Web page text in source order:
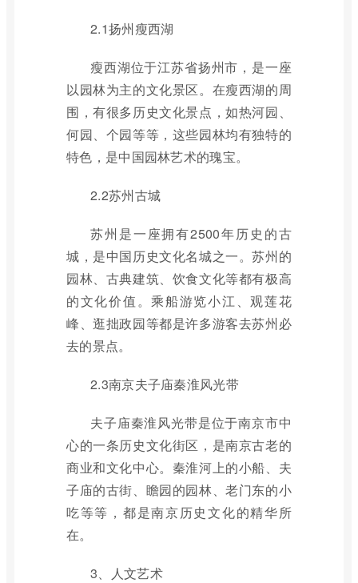
2.1扬州瘦西湖
瘦西湖位于江苏省扬州市，是一座
以园林为主的文化景区。在瘦西湖的周
围，有很多历史文化景点，如热河园、
何园、个园等等，这些园林均有独特的
特色，是中国园林艺术的瑰宝。
2.2苏州古城
苏州是一座拥有2500年历史的古
城，是中国历史文化名城之一。苏州的
园林、古典建筑、饮食文化等都有极高
的文化价值。乘船游览小江、观莲花
峰、逛拙政园等都是许多游客去苏州必
去的景点。
2.3南京夫子庙秦淮风光带
夫子庙秦淮风光带是位于南京市中
心的一条历史文化街区，是南京古老的
商业和文化中心。秦淮河上的小船、夫
子庙的古街、瞻园的园林、老门东的小
吃等等，都是南京历史文化的精华所
在。
3、人文艺术